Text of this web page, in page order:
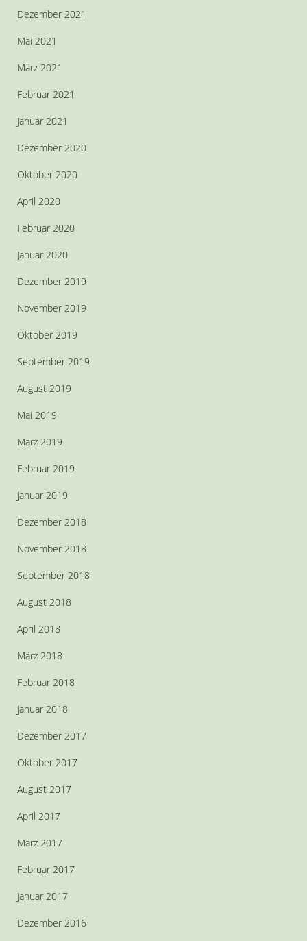
Dezember 2021
Mai 2021
März 2021
Februar 2021
Januar 2021
Dezember 2020
Oktober 2020
April 2020
Februar 2020
Januar 2020
Dezember 2019
November 2019
Oktober 2019
September 2019
August 2019
Mai 2019
März 2019
Februar 2019
Januar 2019
Dezember 2018
November 2018
September 2018
August 2018
April 2018
März 2018
Februar 2018
Januar 2018
Dezember 2017
Oktober 2017
August 2017
April 2017
März 2017
Februar 2017
Januar 2017
Dezember 2016